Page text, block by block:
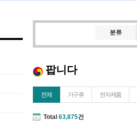
분류
팝니다
전체 가구류 전자제품
Total 63,875건